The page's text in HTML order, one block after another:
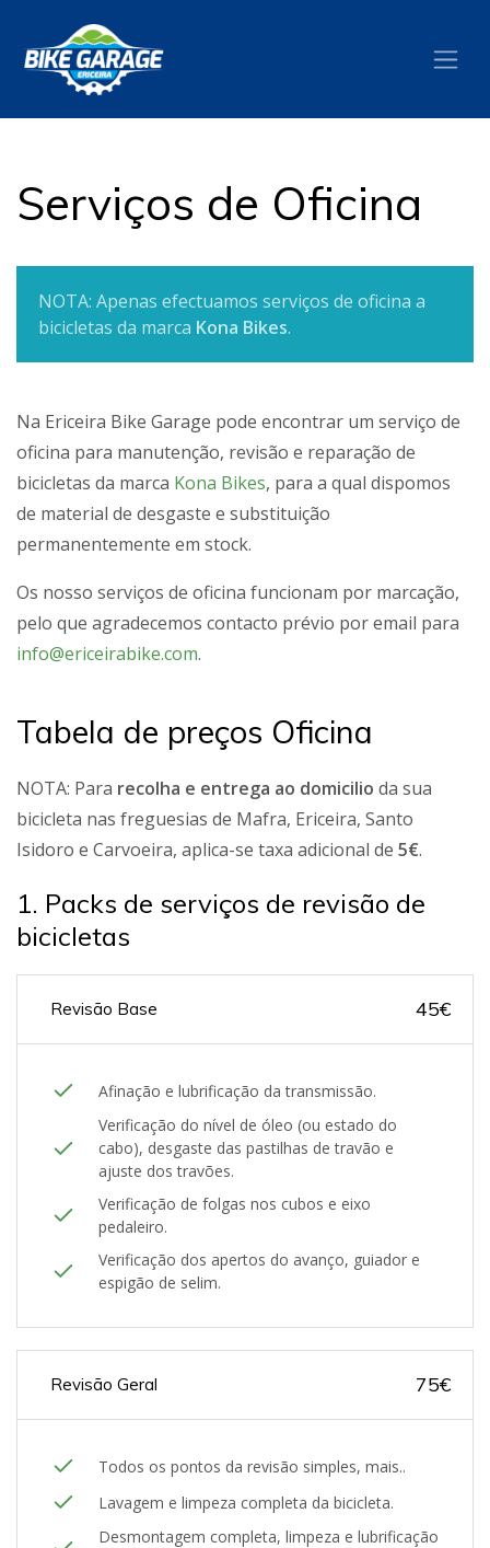
Serviços de Oficina
NOTA: Apenas efectuamos serviços de oficina a
bicicletas da marca Kona Bikes.
Na Ericeira Bike Garage pode encontrar um serviço de
oficina para manutenção, revisão e reparação de
bicicletas da marca Kona Bikes, para a qual dispomos
de material de desgaste e substituição
permanentemente em stock.
Os nosso serviços de oficina funcionam por marcação,
pelo que agradecemos contacto prévio por email para
info@ericeirabike.com.
Tabela de preços Oficina
NOTA: Para recolha e entrega ao domicilio da sua
bicicleta nas freguesias de Mafra, Ericeira, Santo
Isidoro e Carvoeira, aplica-se taxa adicional de 5€.
1. Packs de serviços de revisão de
bicicletas
Revisão Base 45€
Afinação e lubrificação da transmissão.
Verificação do nível de óleo (ou estado do
cabo), desgaste das pastilhas de travão e
ajuste dos travões.
Verificação de folgas nos cubos e eixo
pedaleiro.
Verificação dos apertos do avanço, guiador e
espigão de selim.
Revisão Geral 75€
Todos os pontos da revisão simples, mais..
Lavagem e limpeza completa da bicicleta.
Desmontagem completa, limpeza e lubrificação